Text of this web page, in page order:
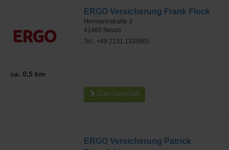
ca. 0,5 km
ERGO Versicherung Frank Flock
Hermannstraße 3
41460 Neuss
Tel.: +49 2131 1335901
Zum Geschäft
ERGO Versicherung Patrick